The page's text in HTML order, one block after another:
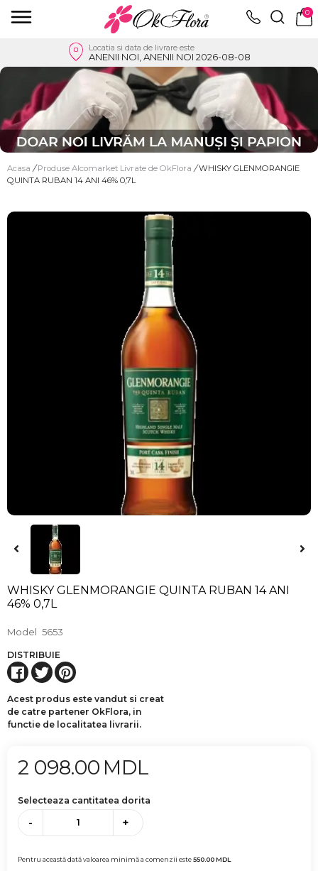
0
Locatia si data de livrare este
ANENII NOI, ANENII NOI 2026-08-08
Acasa / Produse Alcomarket Livrate de OkFlora / WHISKY GLENMORANGIE
QUINTA RUBAN 14 ANI 46% 0,7L
WHISKY GLENMORANGIE QUINTA RUBAN 14 ANI
46% 0,7L
Model 5653
DISTRIBUIE
Acest produs este vandut si creat
de catre partener OkFlora, in
functie de localitatea livrarii.
2 098.00 MDL
Selecteaza cantitatea dorita
- +
Pentru această dată valoarea minimă a comenzii este550.00MDL